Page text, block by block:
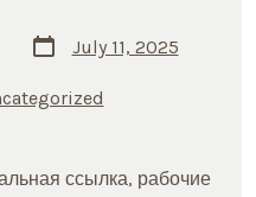
Post
date
July 11, 2025
ссылка, рабочие